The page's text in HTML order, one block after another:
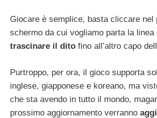
Giocare è semplice, basta cliccare nel
schermo da cui vogliamo parta la linea
trascinare il dito fino all’altro capo
Purtroppo, per ora, il gioco supporta
inglese, giapponese e koreano, ma
che sta avendo in tutto il mondo,
prossimo aggiornamento verranno